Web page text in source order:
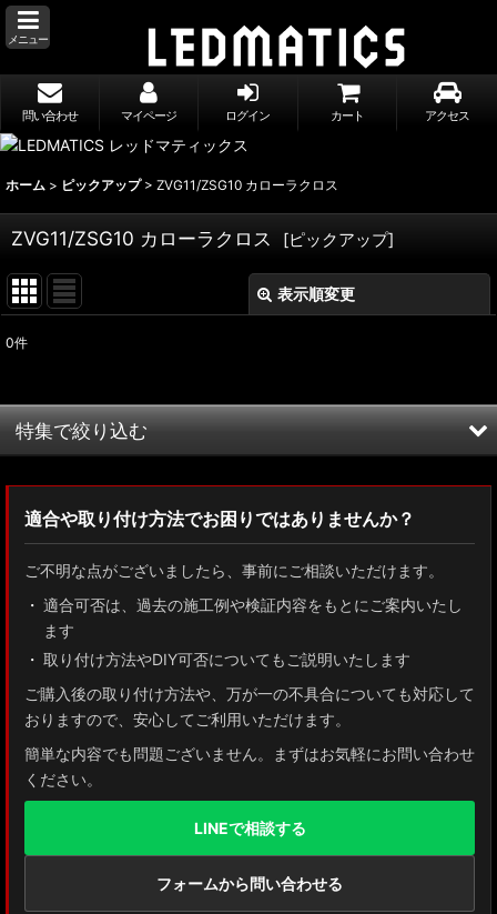
メニュー
問い合わせ マイページ ログイン カート アクセス
ホーム > ピックアップ > ZVG11/ZSG10 カローラクロス
ZVG11/ZSG10 カローラクロス [ピックアップ]
表示順変更
並び順:
0件
特集で絞り込む
ZN8 GR86
GUN125 ハイラックス
AXUH80/85 MXUA80/85 ハリアー
ZSU60 ハリアー
MXAA54 AXAH54/52 RAV4
GDJ150W/151 WTRJ150 ランドクルーザー プラド
ZVG11/ZSG10 カローラクロス
適合や取り付け方法でお困りではありませんか？
ご不明な点がございましたら、事前にご相談いただけます。
適合可否は、過去の施工例や検証内容をもとにご案内いたし
ます
取り付け方法やDIY可否についてもご説明いたします
ご購入後の取り付け方法や、万が一の不具合についても対応して
おりますので、安心してご利用いただけます。
簡単な内容でも問題ございません。まずはお気軽にお問い合わせ
ください。
LINEで相談する
フォームから問い合わせる